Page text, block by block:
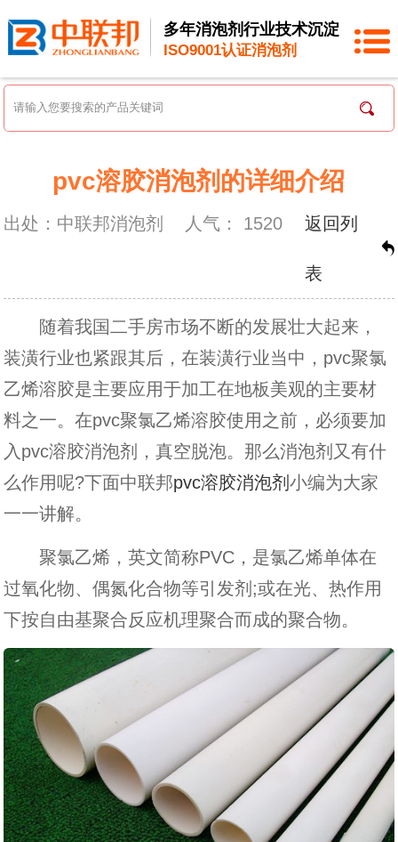
多年消泡剂行业技术沉淀
ISO9001认证消泡剂
pvc溶胶消泡剂的详细介绍
出处：中联邦消泡剂 人气： 1520 返回列
表
随着我国二手房市场不断的发展壮大起来，
装潢行业也紧跟其后，在装潢行业当中，pvc聚氯
乙烯溶胶是主要应用于加工在地板美观的主要材
料之一。在pvc聚氯乙烯溶胶使用之前，必须要加
入pvc溶胶消泡剂，真空脱泡。那么消泡剂又有什
么作用呢?下面中联邦pvc溶胶消泡剂小编为大家
一一讲解。
聚氯乙烯，英文简称PVC，是氯乙烯单体在
过氧化物、偶氮化合物等引发剂;或在光、热作用
下按自由基聚合反应机理聚合而成的聚合物。